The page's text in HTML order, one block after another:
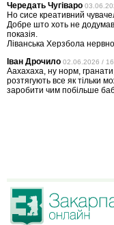
Чередать Чугіваро
Но сисе креативний
Добре што хоть не
показія.
Ліванська Херзбола нервно
Іван Дрочило 02.06.2026 /
Аахахаха, ну норм,
розтягують все як тільки
заробити чим побільше